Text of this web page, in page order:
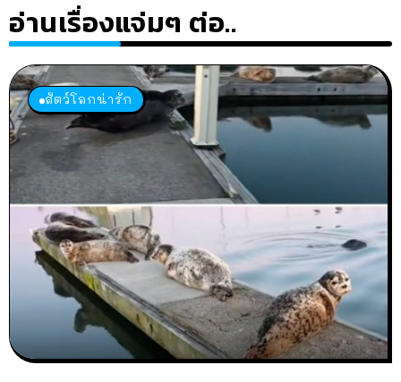
อ่านเรื่องแจ่มๆ ต่อ..
สัตว์โลกน่ารัก